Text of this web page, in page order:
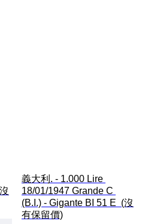
義大利. - 1.000 Lire
18/01/1947 Grande C
(B.I.) - Gigante BI 51 E  (沒
有保留價)